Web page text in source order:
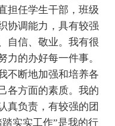
担任学生干部，班级
协调能力，具有较强
自信、敬业。我有很
力的办好每一件事。
不断地加强和培养各
各方面的素质。我的
真负责，有较强的团
实实工作”是我的行